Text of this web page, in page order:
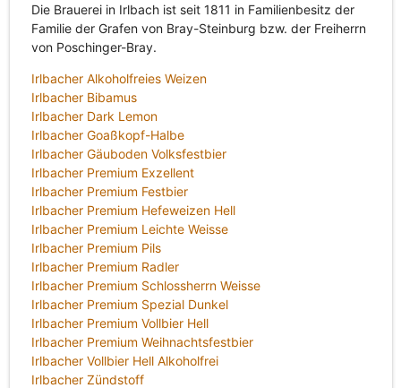
Die Brauerei in Irlbach ist seit 1811 in Familienbesitz der
Familie der Grafen von Bray-Steinburg bzw. der Freiherrn
von Poschinger-Bray.
Irlbacher Alkoholfreies Weizen
Irlbacher Bibamus
Irlbacher Dark Lemon
Irlbacher Goaßkopf-Halbe
Irlbacher Gäuboden Volksfestbier
Irlbacher Premium Exzellent
Irlbacher Premium Festbier
Irlbacher Premium Hefeweizen Hell
Irlbacher Premium Leichte Weisse
Irlbacher Premium Pils
Irlbacher Premium Radler
Irlbacher Premium Schlossherrn Weisse
Irlbacher Premium Spezial Dunkel
Irlbacher Premium Vollbier Hell
Irlbacher Premium Weihnachtsfestbier
Irlbacher Vollbier Hell Alkoholfrei
Irlbacher Zündstoff